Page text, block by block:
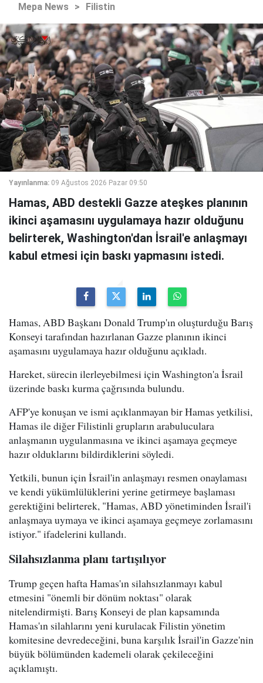
Mepa News > Filistin
Yayınlanma: 09 Ağustos 2026 Pazar 09:50
Hamas, ABD destekli Gazze ateşkes planının
ikinci aşamasını uygulamaya hazır olduğunu
belirterek, Washington'dan İsrail'e anlaşmayı
kabul etmesi için baskı yapmasını istedi.
Hamas, ABD Başkanı Donald Trump'ın oluşturduğu Barış
Konseyi tarafından hazırlanan Gazze planının ikinci
aşamasını uygulamaya hazır olduğunu açıkladı.
Hareket, sürecin ilerleyebilmesi için Washington'a İsrail
üzerinde baskı kurma çağrısında bulundu.
AFP'ye konuşan ve ismi açıklanmayan bir Hamas yetkilisi,
Hamas ile diğer Filistinli grupların arabuluculara
anlaşmanın uygulanmasına ve ikinci aşamaya geçmeye
hazır olduklarını bildirdiklerini söyledi.
Yetkili, bunun için İsrail'in anlaşmayı resmen onaylaması
ve kendi yükümlülüklerini yerine getirmeye başlaması
gerektiğini belirterek, "Hamas, ABD yönetiminden İsrail'i
anlaşmaya uymaya ve ikinci aşamaya geçmeye zorlamasını
istiyor." ifadelerini kullandı.
Silahsızlanma planı tartışılıyor
Trump geçen hafta Hamas'ın silahsızlanmayı kabul
etmesini "önemli bir dönüm noktası" olarak
nitelendirmişti. Barış Konseyi de plan kapsamında
Hamas'ın silahlarını yeni kurulacak Filistin yönetim
komitesine devredeceğini, buna karşılık İsrail'in Gazze'nin
büyük bölümünden kademeli olarak çekileceğini
açıklamıştı.